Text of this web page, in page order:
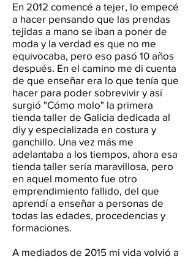
En 2012 comencé a tejer, lo empecé
a hacer pensando que las prendas
tejidas a mano se iban a poner de
moda y la verdad es que no me
equivocaba, pero eso pasó 10 años
después. En el camino me di cuenta
de que enseñar era lo que tenía que
hacer para poder sobrevivir y así
surgió "Cómo molo" la primera
tienda taller de Galicia dedicada al
diy y especializada en costura y
ganchillo. Una vez más me
adelantaba a los tiempos, ahora esa
tienda taller sería maravillosa, pero
en aquel momento fue otro
emprendimiento fallido, del que
aprendí a enseñar a personas de
todas las edades, procedencias y
formaciones.
A mediados de 2015 mi vida volvió a